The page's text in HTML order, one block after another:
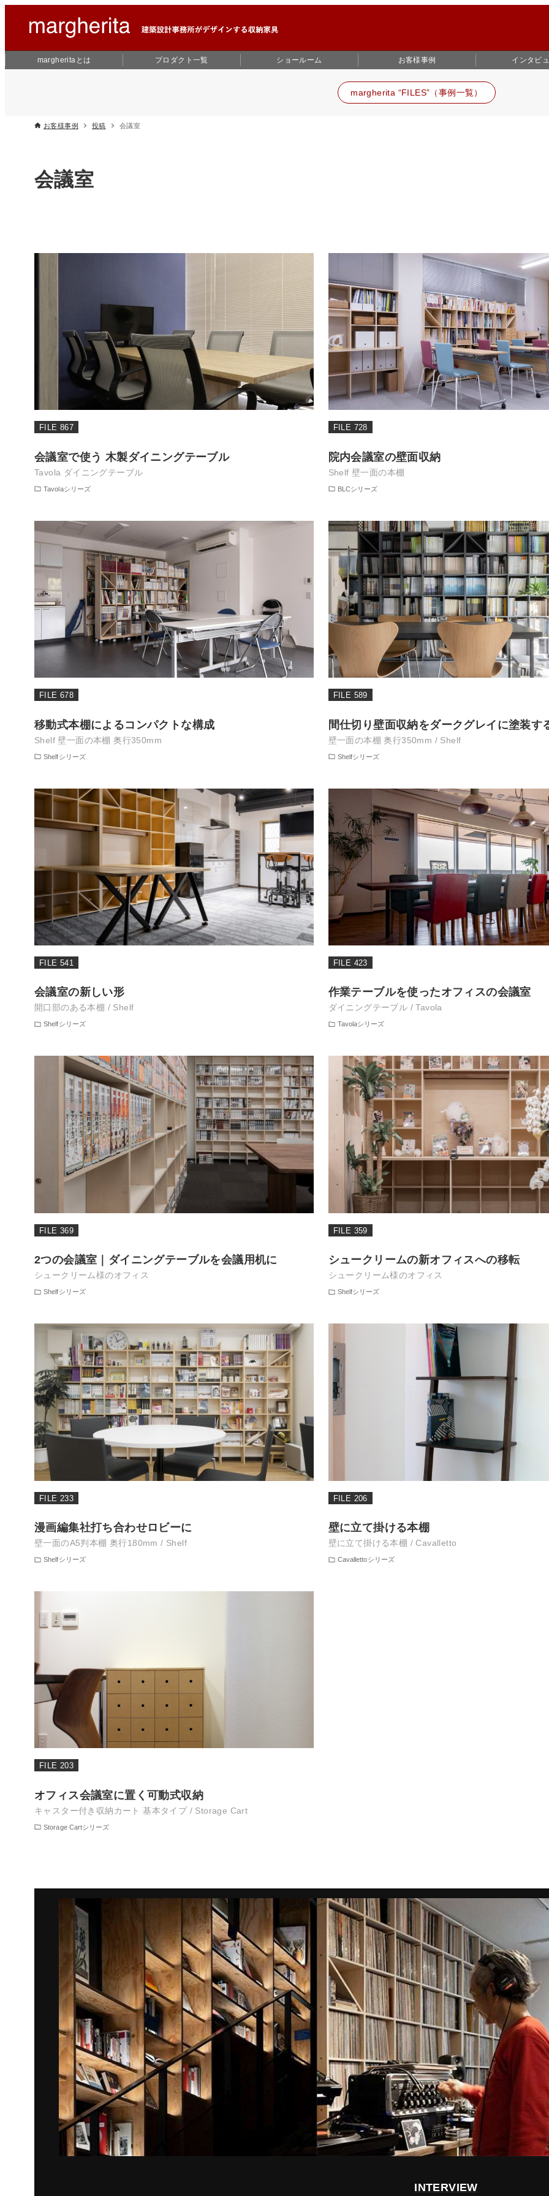
margheritaとは プロダクト一覧 ショールーム お客様事例 インタビ
margherita “FILES”（事例一覧）
お客様事例 投稿 会議室
会議室
FILE 867
会議室で使う 木製ダイニングテーブル
Tavola ダイニングテーブル
Tavolaシリーズ
FILE 728
院内会議室の壁面収納
Shelf 壁一面の本棚
BLCシリーズ
FILE 678
移動式本棚によるコンパクトな構成
Shelf 壁一面の本棚 奥行350mm
Shelfシリーズ
FILE 589
間仕切り壁面収納をダークグレイに塗装す
壁一面の本棚 奥行350mm / Shelf
Shelfシリーズ
FILE 541
会議室の新しい形
開口部のある本棚 / Shelf
Shelfシリーズ
FILE 423
作業テーブルを使ったオフィスの会議室
ダイニングテーブル / Tavola
Tavolaシリーズ
FILE 369
2つの会議室｜ダイニングテーブルを会議用机に
シュークリーム様のオフィス
Shelfシリーズ
FILE 359
シュークリームの新オフィスへの移転
シュークリーム様のオフィス
Shelfシリーズ
FILE 233
漫画編集社打ち合わせロビーに
壁一面のA5判本棚 奥行180mm / Shelf
Shelfシリーズ
FILE 206
壁に立て掛ける本棚
壁に立て掛ける本棚 / Cavalletto
Cavallettoシリーズ
FILE 203
オフィス会議室に置く可動式収納
キャスター付き収納カート 基本タイプ / Storage Cart
Storage Cartシリーズ
INTERVIEW